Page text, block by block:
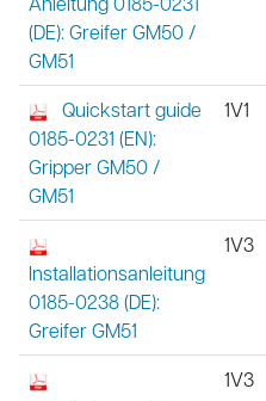
(DE): Greifer GM50 /
GM51
Quickstart guide
0185-0231 (EN):
Gripper GM50 /
GM51
1V1
Installationsanleitung
0185-0238 (DE):
Greifer GM51
1V3
1V3